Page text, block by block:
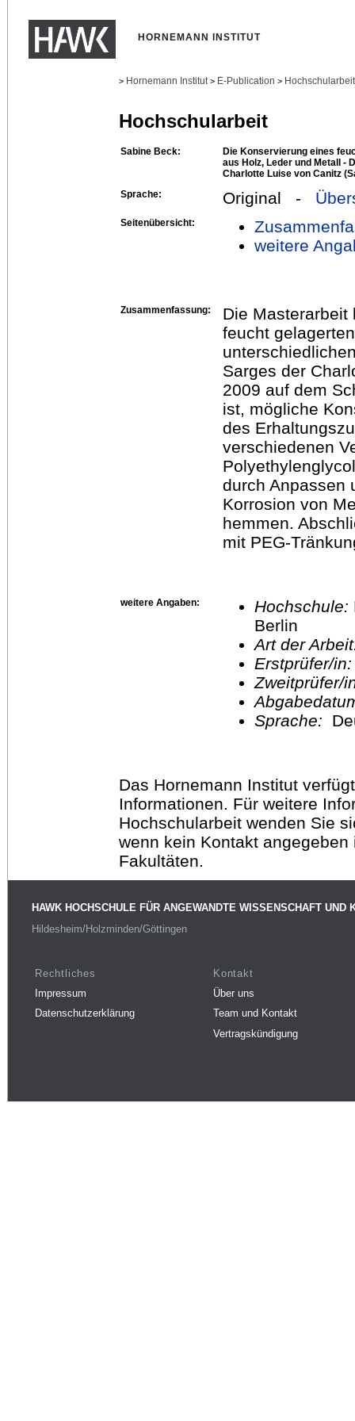
HORNEMANN INSTITUT
> Hornemann Institut > E-Publication >
Hochschularbeit
Sabine Beck:
Die Konservierung eines
aus Holz, Leder und Metall -
Charlotte Luise von Canitz
Sprache:
Original -
Seitenübersicht:
weitere
Zusammenfassung:
Die Masterarbeit
feucht
Sarges der
2009 auf dem
ist, mögliche
des
verschiedenen
durch Anpassen
Korrosion von
hemmen.
mit PEG-
weitere Angaben: Hochschule:
Berlin
Art der
Erstprüfer/
Sprache:
Das Hornemann Institut
Informationen. Für weitere
Hochschularbeit wenden Sie
wenn kein Kontakt
Fakultäten.
HAWK HOCHSCHULE FÜR ANGEWANDTE WISSENSCHAFT UND
Hildesheim/Holzminden/Göttingen
Rechtliches
Impressum
Datenschutzerklärung
Kontakt
Über uns
Team und Kontakt
Vertragskündigung